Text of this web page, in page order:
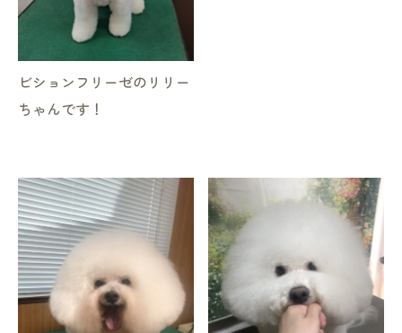
ビションフリーゼのリリー
ちゃんです！